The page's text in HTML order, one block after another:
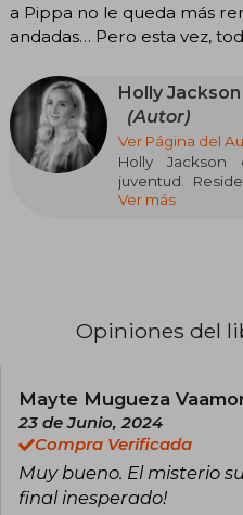
a Pippa no le queda más
andadas… Pero esta vez,
Holly Jackson
(Autor)
Ver Página del
Holly
juventud.
pasión por la
Ver más
Opiniones del
Mayte Mugueza
23 de Junio, 2024
Compra Verificada
Muy bueno. El misterio
final inesperado!